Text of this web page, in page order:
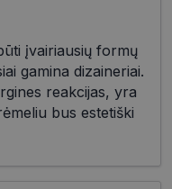
įvairiausių formų
gamina dizaineriai.
reakcijas, yra
bus estetiški